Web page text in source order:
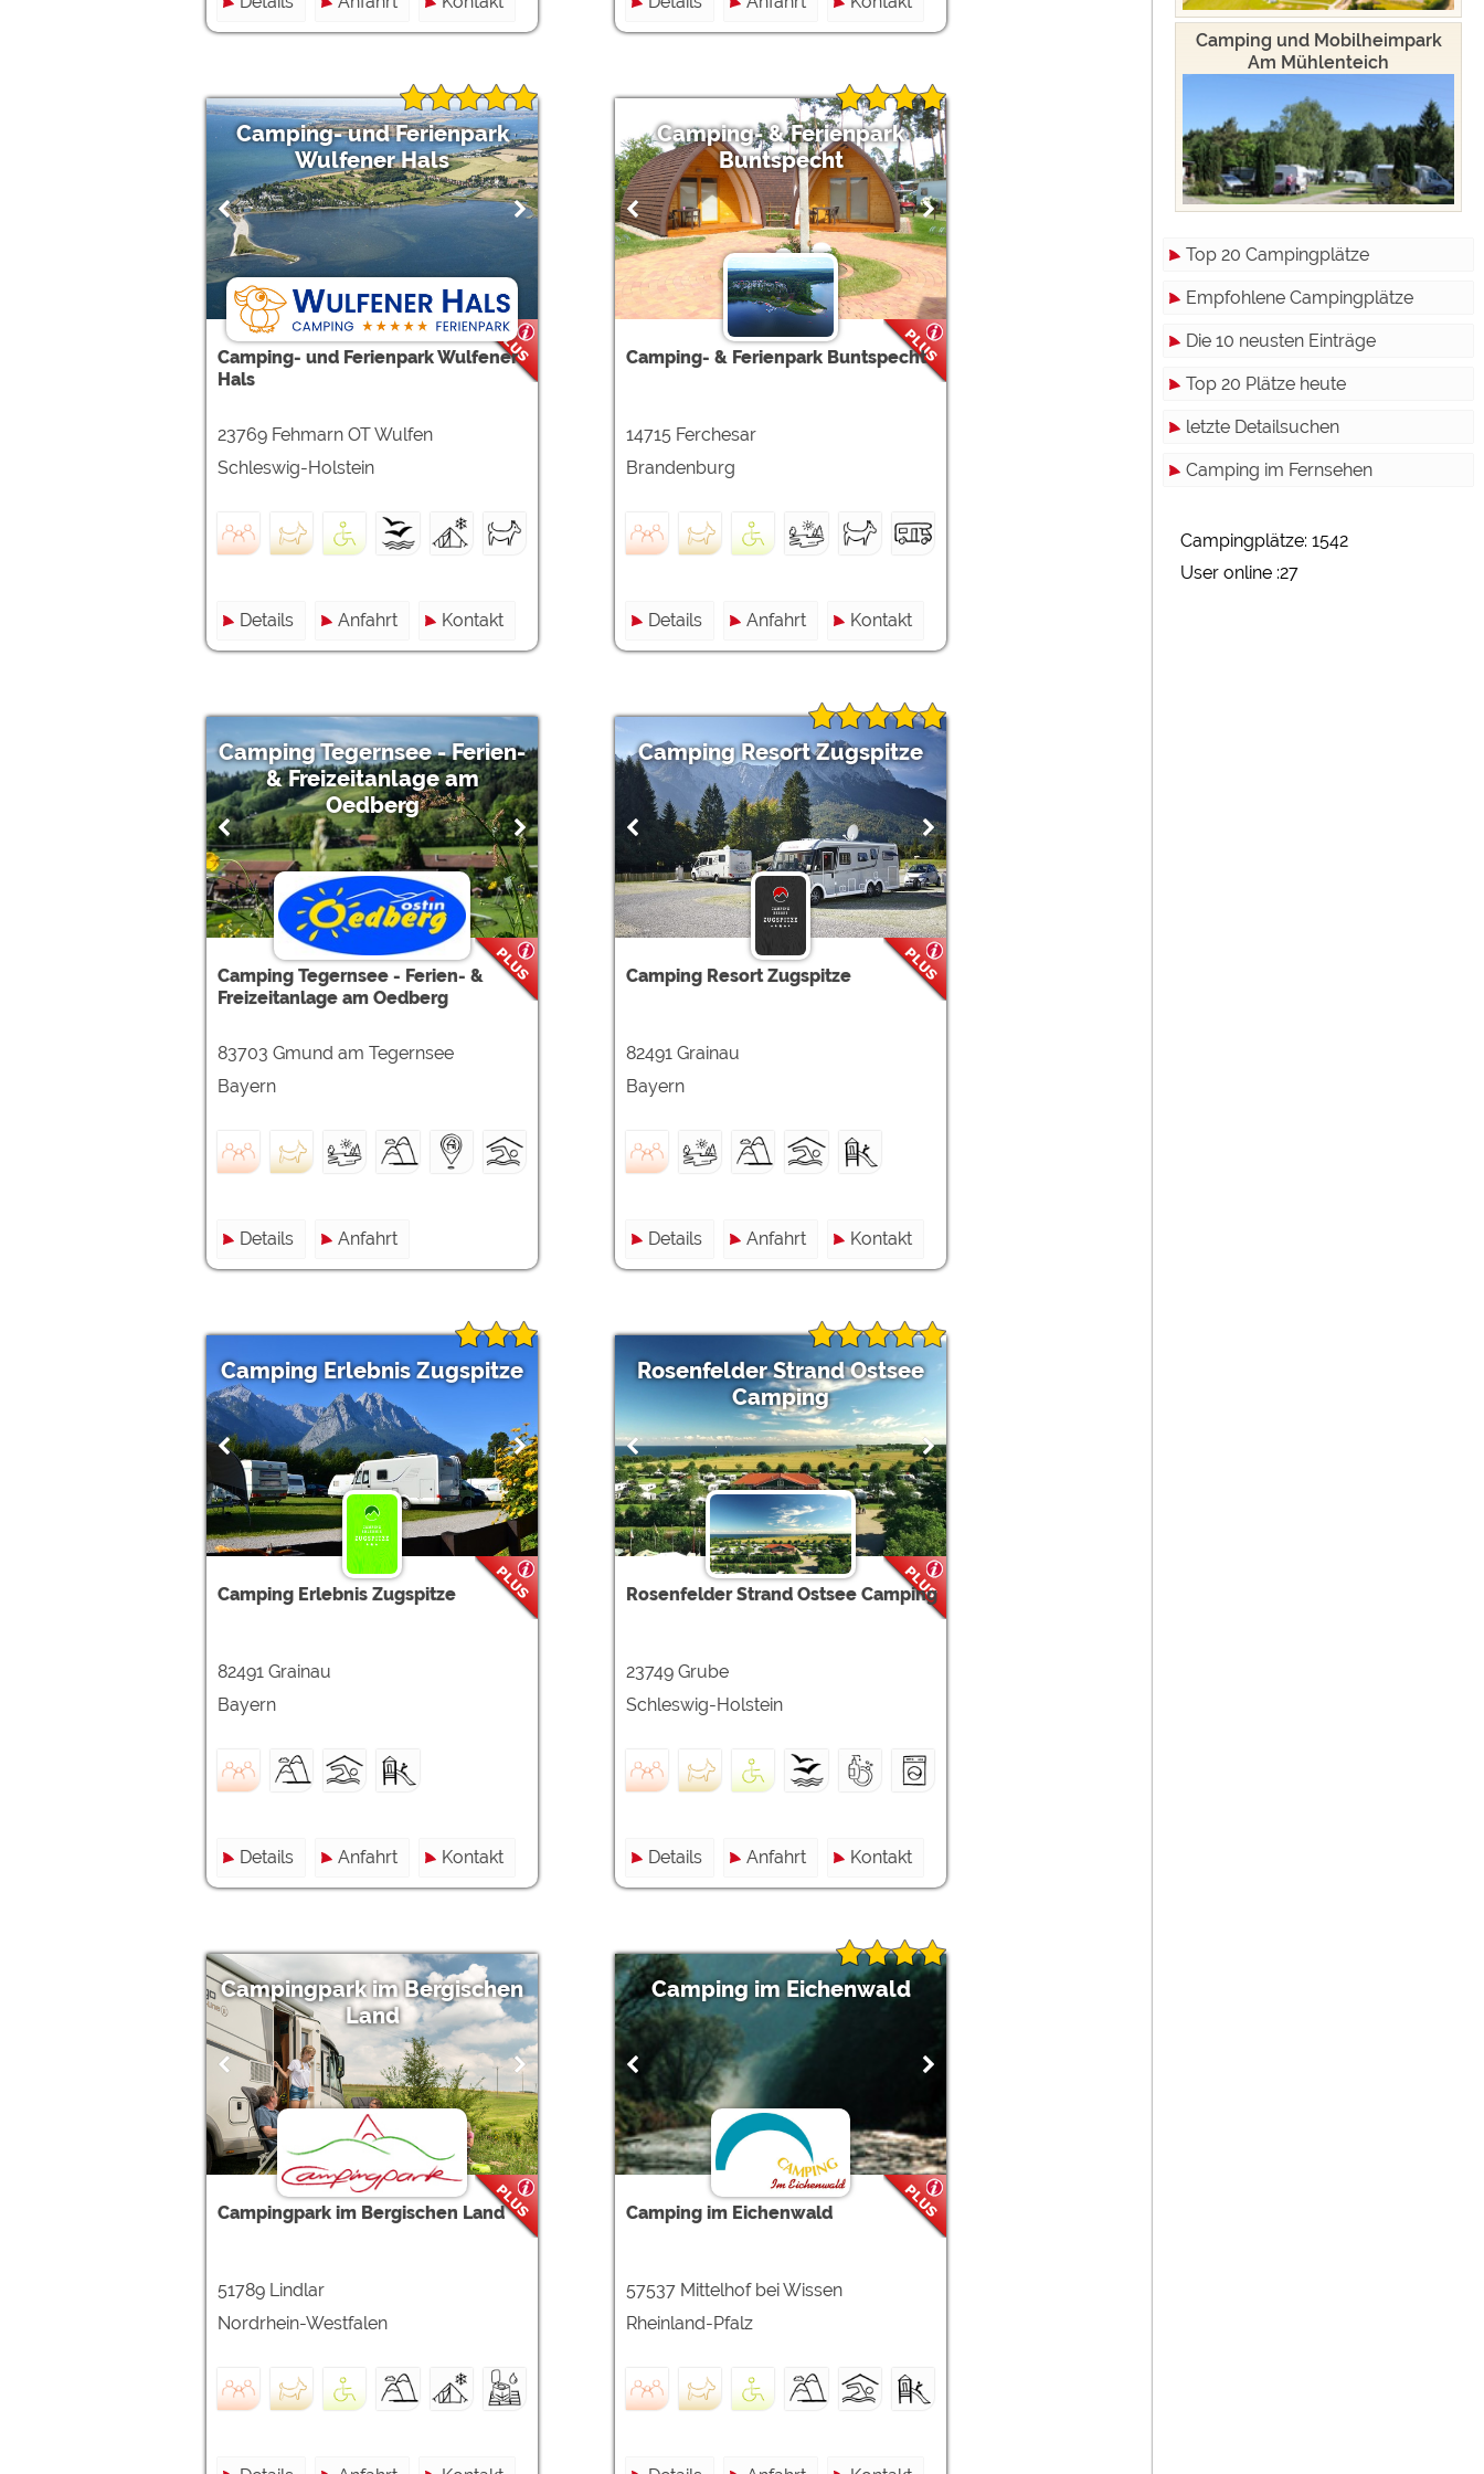
Camping- und Ferienpark
Wulfener Hals
Camping- und Ferienpark Wulfener
Hals
23769 Fehmarn OT Wulfen
Schleswig-Holstein
Details Anfahrt Kontakt
Camping- & Ferienpark
Buntspecht
Camping- & Ferienpark Buntspecht
14715 Ferchesar
Brandenburg
Details Anfahrt Kontakt
Camping Tegernsee - Ferien-
& Freizeitanlage am
Oedberg
Camping Tegernsee - Ferien- &
Freizeitanlage am Oedberg
83703 Gmund am Tegernsee
Bayern
Details Anfahrt
Camping Resort Zugspitze
Camping Resort Zugspitze
82491 Grainau
Bayern
Details Anfahrt Kontakt
Camping Erlebnis Zugspitze
Camping Erlebnis Zugspitze
82491 Grainau
Bayern
Details Anfahrt Kontakt
Rosenfelder Strand Ostsee
Camping
Rosenfelder Strand Ostsee Camping
23749 Grube
Schleswig-Holstein
Details Anfahrt Kontakt
Campingpark im Bergischen
Land
Campingpark im Bergischen Land
51789 Lindlar
Nordrhein-Westfalen
Camping im Eichenwald
Camping im Eichenwald
57537 Mittelhof bei Wissen
Rheinland-Pfalz
Camping und Mobilheimpark
Am Mühlenteich
Top 20 Campingplätze
Empfohlene Campingplätze
Die 10 neusten Einträge
Top 20 Plätze heute
letzte Detailsuchen
Camping im Fernsehen
Campingplätze: 1542
User online :27